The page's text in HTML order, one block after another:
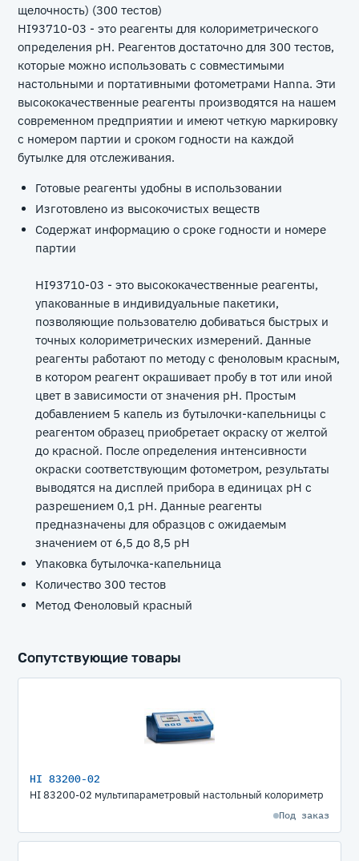
щелочность) (300 тестов)
HI93710-03 - это реагенты для колориметрического
определения pH. Реагентов достаточно для 300 тестов,
которые можно использовать с совместимыми
настольными и портативными фотометрами Hanna. Эти
высококачественные реагенты производятся на нашем
современном предприятии и имеют четкую маркировку
с номером партии и сроком годности на каждой
бутылке для отслеживания.
Готовые реагенты удобны в использовании
Изготовлено из высокочистых веществ
Содержат информацию о сроке годности и номере
партии
HI93710-03 - это высококачественные реагенты,
упакованные в индивидуальные пакетики,
позволяющие пользователю добиваться быстрых и
точных колориметрических измерений. Данные
реагенты работают по методу с феноловым красным,
в котором реагент окрашивает пробу в тот или иной
цвет в зависимости от значения рН. Простым
добавлением 5 капель из бутылочки-капельницы с
реагентом образец приобретает окраску от желтой
до красной. После определения интенсивности
окраски соответствующим фотометром, результаты
выводятся на дисплей прибора в единицах рН с
разрешением 0,1 рН. Данные реагенты
предназначены для образцов с ожидаемым
значением от 6,5 до 8,5 рН
Упаковка бутылочка-капельница
Количество 300 тестов
Метод Феноловый красный
Сопутствующие товары
HI 83200-02
HI 83200-02 мультипараметровый настольный колориметр
Под заказ